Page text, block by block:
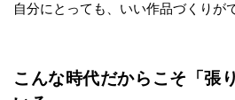
自分にとっても、いい作品づくりが
こんな時代だからこそ「張